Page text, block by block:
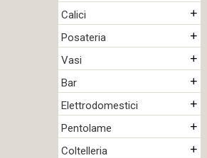
Calici +
Posateria +
Vasi +
Bar +
Elettrodomestici +
Pentolame +
Coltelleria +